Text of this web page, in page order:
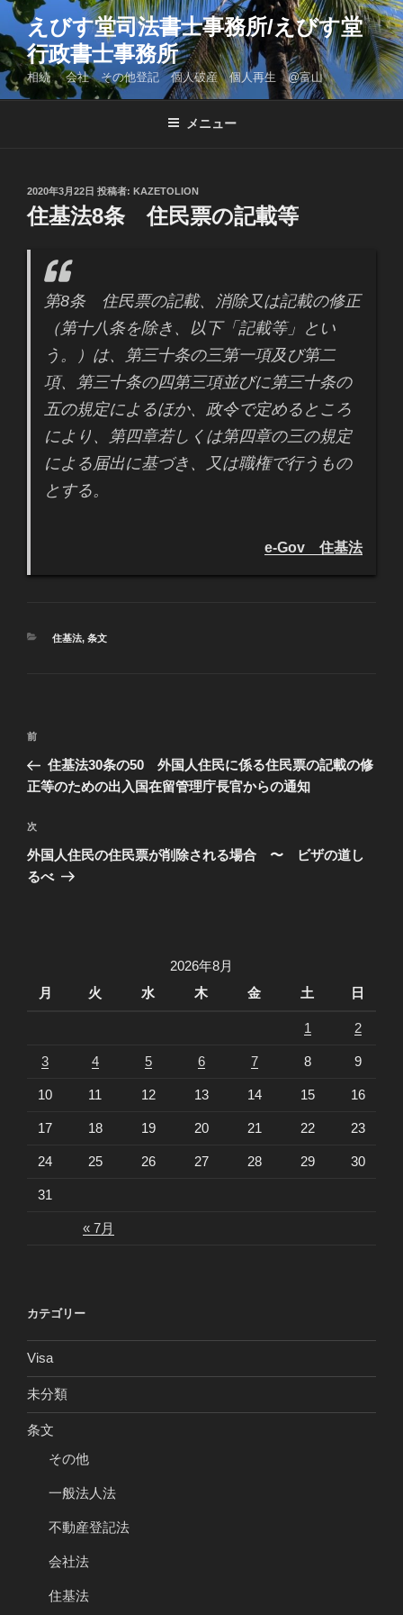
コ
ン
テ
ン
ツ
えびす堂司法書士事務所/えびす堂
行政書士事務所
相続 会社 その他登記 個人破産 個人再生 @富山
メニュー
投
稿
日:
2020年3月22日 投稿者: KAZETOLION
住基法8条 住民票の記載等
第8条 住民票の記載、消除又は記載の修正
（第十八条を除き、以下「記載等」とい
う。）は、第三十条の三第一項及び第二
項、第三十条の四第三項並びに第三十条の
五の規定によるほか、政令で定めるところ
により、第四章若しくは第四章の三の規定
による届出に基づき、又は職権で行うもの
とする。
e-Gov 住基法
カ
住基法, 条文
投
ナ
ゲ
ー
シ
過
去
の
稿
前
住基法30条の50 外国人住民に係る住民票の記載の修
正等のための出入国在留管理庁長官からの通知
次
の
投
次
外国人住民の住民票が削除される場合 〜 ビザの道し
るべ
2026年8月
月
火 水 木 金 土 日
« 7月
1 2
3 4 5 6 7 8 9
10 11 12 13 14 15 16
17 18 19 20 21 22 23
24 25 26 27 28 29 30
31
カテゴリー
Visa
未分類
条文
その他
一般法人法
不動産登記法
会社法
住基法